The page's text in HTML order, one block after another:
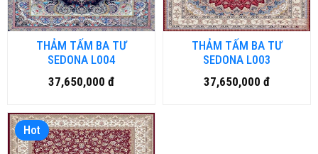
THẢM TẤM BA TƯ
SEDONA L004
37,650,000 đ
THẢM TẤM BA TƯ
SEDONA L003
37,650,000 đ
Hot